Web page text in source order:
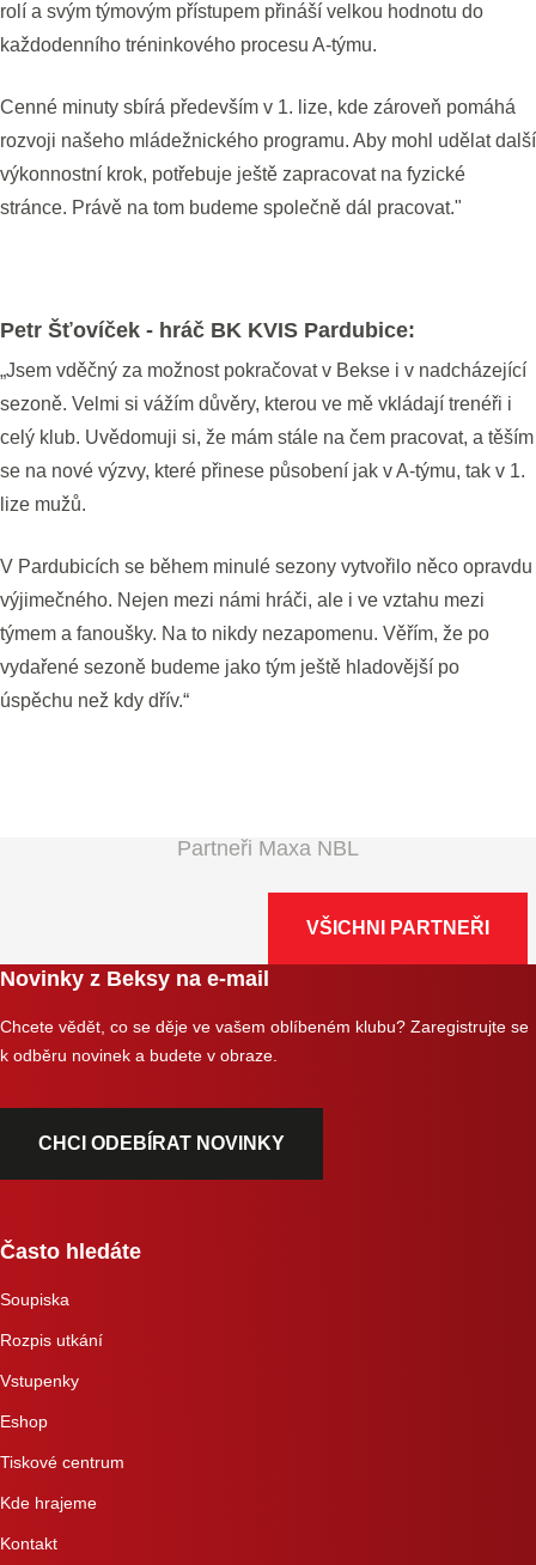
rolí a svým týmovým přístupem přináší velkou hodnotu do
každodenního tréninkového procesu A-týmu.
Cenné minuty sbírá především v 1. lize, kde zároveň pomáhá
rozvoji našeho mládežnického programu. Aby mohl udělat další
výkonnostní krok, potřebuje ještě zapracovat na fyzické
stránce. Právě na tom budeme společně dál pracovat."
Petr Šťovíček - hráč BK KVIS Pardubice:
„Jsem vděčný za možnost pokračovat v Bekse i v nadcházející
sezoně. Velmi si vážím důvěry, kterou ve mě vkládají trenéři i
celý klub. Uvědomuji si, že mám stále na čem pracovat, a těším
se na nové výzvy, které přinese působení jak v A-týmu, tak v 1.
lize mužů.
V Pardubicích se během minulé sezony vytvořilo něco opravdu
výjimečného. Nejen mezi námi hráči, ale i ve vztahu mezi
týmem a fanoušky. Na to nikdy nezapomenu. Věřím, že po
vydařené sezoně budeme jako tým ještě hladovější po
úspěchu než kdy dřív.“
Partneři Maxa NBL
VŠICHNI PARTNEŘI
Novinky z Beksy na e-mail
Chcete vědět, co se děje ve vašem oblíbeném klubu? Zaregistrujte se
k odběru novinek a budete v obraze.
CHCI ODEBÍRAT NOVINKY
Často hledáte
Soupiska
Rozpis utkání
Vstupenky
Eshop
Tiskové centrum
Kde hrajeme
Kontakt